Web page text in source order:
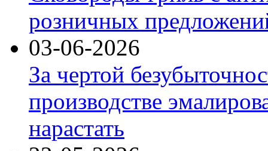
розничных
03-06-2026
За чертой
производстве
нарастать